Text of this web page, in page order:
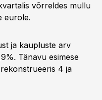
võrreldes mullu
eurole.
ja kaupluste arv
Tänavu esimese
4 ja